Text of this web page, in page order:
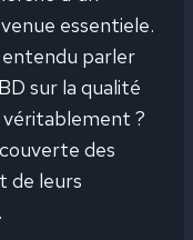
essentiele.
parler
sur la qualité
véritablement ?
des
de leurs